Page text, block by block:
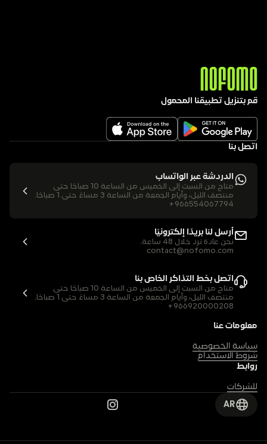
قم بتنزيل تطبيقنا المحمول
اتصل بنا
الدردشة عبر الواتساب
منتصف الليل، وأيام الجمعة من الساعة 3 مساءً حتى 1 صباحًا.
+966554067794
أرسل لنا بريدًا إلكترونيًا
نحن عادة نرد خلال 48 ساعة.
contact@nofomo.com
اتصل بخط التذاكر الخاص بنا
منتصف الليل، وأيام الجمعة من الساعة 3 مساءً حتى 1 صباحًا.
+966920000208
معلومات عنا
سياسة الخصوصية
شروط الاستخدام
روابط
للشركات
AR